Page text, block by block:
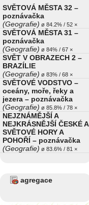
SVĚTOVÁ MĚSTA 32 –
poznávačka
(Geografie) ø 84.2% / 52 ×
SVĚTOVÁ MĚSTA 31 –
poznávačka
(Geografie) ø 84% / 67 ×
SVĚT V OBRAZECH 2 –
BRAZÍLIE
(Geografie) ø 83% / 68 ×
SVĚTOVÉ VODSTVO –
oceány, moře, řeky a
jezera – poznávačka
(Geografie) ø 85.8% / 78 ×
NEJZNÁMĚJŠÍ A
NEJKRÁSNĚJŠÍ ČESKÉ A
SVĚTOVÉ HORY A
POHOŘÍ – poznávačka
(Geografie) ø 83.6% / 81 ×
agregace